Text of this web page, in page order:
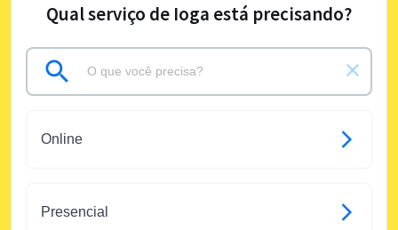
Qual serviço de Ioga está precisando?
Online
Presencial